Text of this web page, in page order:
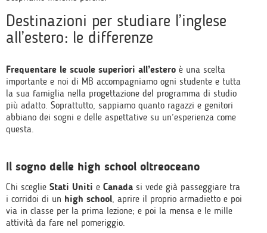
Destinazioni per studiare l’inglese
all’estero: le differenze
Frequentare le scuole superiori all’estero è una scelta
importante e noi di MB accompagniamo ogni studente e tutta
la sua famiglia nella progettazione del programma di studio
più adatto. Soprattutto, sappiamo quanto ragazzi e genitori
abbiano dei sogni e delle aspettative su un’esperienza come
questa.
Il sogno delle high school oltreoceano
Chi sceglie Stati Uniti e Canada si vede già passeggiare tra
i corridoi di un high school , aprire il proprio armadietto e poi
via in classe per la prima lezione; e poi la mensa e le mille
attività da fare nel pomeriggio.